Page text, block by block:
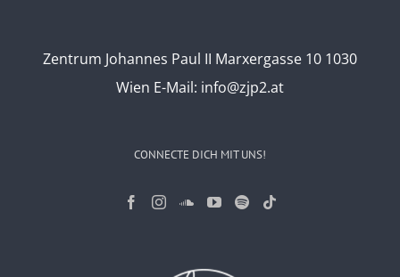
Zentrum Johannes Paul II Marxergasse 10 1030
Wien E-Mail: info@zjp2.at
CONNECTE DICH MIT UNS!